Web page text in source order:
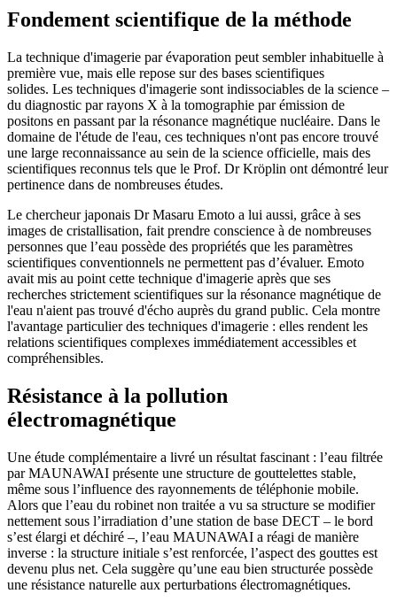
Fondement scientifique de la méthode
La technique d'imagerie par évaporation peut sembler inhabituelle à
première vue, mais elle repose sur des bases scientifiques
solides. Les techniques d'imagerie sont indissociables de la science –
du diagnostic par rayons X à la tomographie par émission de
positons en passant par la résonance magnétique nucléaire. Dans le
domaine de l'étude de l'eau, ces techniques n'ont pas encore trouvé
une large reconnaissance au sein de la science officielle, mais des
scientifiques reconnus tels que le Prof. Dr Kröplin ont démontré leur
pertinence dans de nombreuses études.
Le chercheur japonais Dr Masaru Emoto a lui aussi, grâce à ses
images de cristallisation, fait prendre conscience à de nombreuses
personnes que l’eau possède des propriétés que les paramètres
scientifiques conventionnels ne permettent pas d’évaluer. Emoto
avait mis au point cette technique d'imagerie après que ses
recherches strictement scientifiques sur la résonance magnétique de
l'eau n'aient pas trouvé d'écho auprès du grand public. Cela montre
l'avantage particulier des techniques d'imagerie : elles rendent les
relations scientifiques complexes immédiatement accessibles et
compréhensibles.
Résistance à la pollution
électromagnétique
Une étude complémentaire a livré un résultat fascinant : l’eau filtrée
par MAUNAWAI présente une structure de gouttelettes stable,
même sous l’influence des rayonnements de téléphonie mobile.
Alors que l’eau du robinet non traitée a vu sa structure se modifier
nettement sous l’irradiation d’une station de base DECT – le bord
s’est élargi et déchiré –, l’eau MAUNAWAI a réagi de manière
inverse : la structure initiale s’est renforcée, l’aspect des gouttes est
devenu plus net. Cela suggère qu’une eau bien structurée possède
une résistance naturelle aux perturbations électromagnétiques.